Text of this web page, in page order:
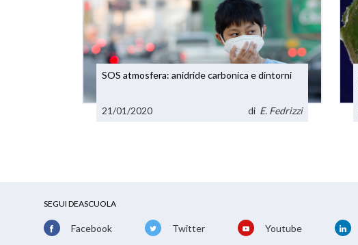
SOS atmosfera: anidride carbonica e dintorni
21/01/2020 di E. Fedrizzi
SEGUI DEASCUOLA
Facebook Twitter Youtube